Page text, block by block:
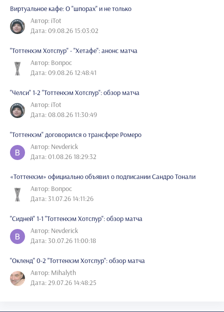
Виртуальное кафе: О "шпорах" и не только
Автор: iTot
Дата: 09.08.26 15:03:02
"Тоттенхэм Хотспур" - "Хетафе": анонс матча
Автор: Вопрос
Дата: 09.08.26 12:48:41
"Челси" 1-2 "Тоттенхэм Хотспур": обзор матча
Автор: iTot
Дата: 08.08.26 11:30:49
"Тоттенхэм" договорился о трансфере Ромеро
Автор: Nevderick
Дата: 01.08.26 18:29:32
«Тоттенхэм» официально объявил о подписании Сандро Тонали
Автор: Вопрос
Дата: 31.07.26 14:11:26
"Сидней" 1-1 "Тоттенхэм Хотспур": обзор матча
Автор: Nevderick
Дата: 30.07.26 11:00:18
"Окленд" 0-2 "Тоттенхэм Хотспур": обзор матча
Автор: Mihalyth
Дата: 29.07.26 14:48:25